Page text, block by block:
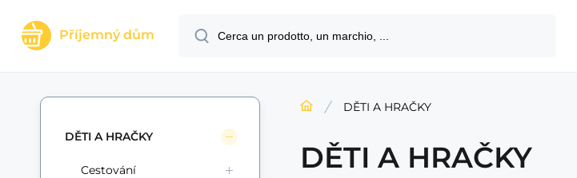
Příjemný dům
DĚTI A HRAČKY
DĚTI A HRAČKY
DĚTI A HRAČKY
Cestování